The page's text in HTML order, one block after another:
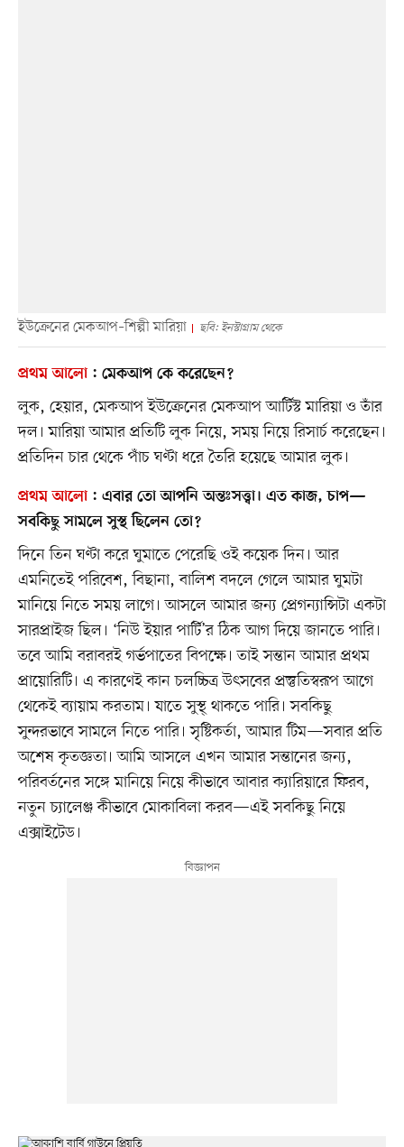
ইউক্রেনের মেকআপ–শিল্পী মারিয়া ছবি: ইনস্টাগ্রাম থেকে
প্রথম আলো: মেকআপ কে করেছেন?
লুক, হেয়ার, মেকআপ ইউক্রেনের মেকআপ আর্টিস্ট মারিয়া ও তাঁর
দল। মারিয়া আমার প্রতিটি লুক নিয়ে, সময় নিয়ে রিসার্চ করেছেন।
প্রতিদিন চার থেকে পাঁচ ঘণ্টা ধরে তৈরি হয়েছে আমার লুক।
প্রথম আলো: এবার তো আপনি অন্তঃসত্ত্বা। এত কাজ, চাপ—
সবকিছু সামলে সুস্থ ছিলেন তো?
দিনে তিন ঘণ্টা করে ঘুমাতে পেরেছি ওই কয়েক দিন। আর
এমনিতেই পরিবেশ, বিছানা, বালিশ বদলে গেলে আমার ঘুমটা
মানিয়ে নিতে সময় লাগে। আসলে আমার জন্য প্রেগন্যান্সিটা একটা
সারপ্রাইজ ছিল। ‘নিউ ইয়ার পার্টি’র ঠিক আগ দিয়ে জানতে পারি।
তবে আমি বরাবরই গর্ভপাতের বিপক্ষে। তাই সন্তান আমার প্রথম
প্রায়োরিটি। এ কারণেই কান চলচ্চিত্র উৎসবের প্রস্তুতিস্বরূপ আগে
থেকেই ব্যায়াম করতাম। যাতে সুস্থ্ থাকতে পারি। সবকিছু
সুন্দরভাবে সামলে নিতে পারি। সৃষ্টিকর্তা, আমার টিম—সবার প্রতি
অশেষ কৃতজ্ঞতা। আমি আসলে এখন আমার সন্তানের জন্য,
পরিবর্তনের সঙ্গে মানিয়ে নিয়ে কীভাবে আবার ক্যারিয়ারে ফিরব,
নতুন চ্যালেঞ্জ কীভাবে মোকাবিলা করব—এই সবকিছু নিয়ে
এক্সাইটেড।